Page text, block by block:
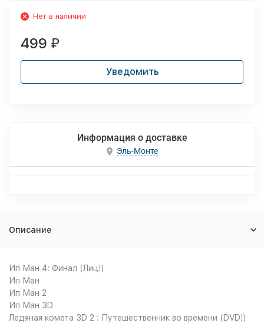
Нет в наличии
499 ₽
Уведомить
Информация о доставке
Эль-Монте
Описание
Ип Ман 4: Финал (Лиц!)
Ип Ман
Ип Ман 2
Ип Ман 3D
Ледяная комета 3D 2 : Путешественник во времени (DVD!)